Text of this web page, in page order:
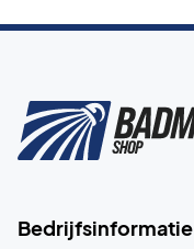
Bedrijfsinformatie